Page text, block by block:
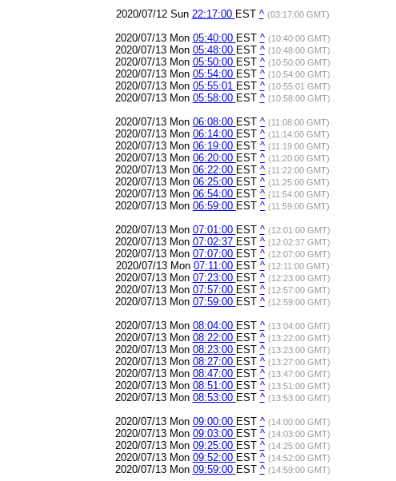
2020/07/12 Sun 22:17:00 EST ^ (03:17:00 GMT)
2020/07/13 Mon 05:40:00 EST ^ (10:40:00 GMT)
2020/07/13 Mon 05:48:00 EST ^ (10:48:00 GMT)
2020/07/13 Mon 05:50:00 EST ^ (10:50:00 GMT)
2020/07/13 Mon 05:54:00 EST ^ (10:54:00 GMT)
2020/07/13 Mon 05:55:01 EST ^ (10:55:01 GMT)
2020/07/13 Mon 05:58:00 EST ^ (10:58:00 GMT)
2020/07/13 Mon 06:08:00 EST ^ (11:08:00 GMT)
2020/07/13 Mon 06:14:00 EST ^ (11:14:00 GMT)
2020/07/13 Mon 06:19:00 EST ^ (11:19:00 GMT)
2020/07/13 Mon 06:20:00 EST ^ (11:20:00 GMT)
2020/07/13 Mon 06:22:00 EST ^ (11:22:00 GMT)
2020/07/13 Mon 06:25:00 EST ^ (11:25:00 GMT)
2020/07/13 Mon 06:54:00 EST ^ (11:54:00 GMT)
2020/07/13 Mon 06:59:00 EST ^ (11:59:00 GMT)
2020/07/13 Mon 07:01:00 EST ^ (12:01:00 GMT)
2020/07/13 Mon 07:02:37 EST ^ (12:02:37 GMT)
2020/07/13 Mon 07:07:00 EST ^ (12:07:00 GMT)
2020/07/13 Mon 07:11:00 EST ^ (12:11:00 GMT)
2020/07/13 Mon 07:23:00 EST ^ (12:23:00 GMT)
2020/07/13 Mon 07:57:00 EST ^ (12:57:00 GMT)
2020/07/13 Mon 07:59:00 EST ^ (12:59:00 GMT)
2020/07/13 Mon 08:04:00 EST ^ (13:04:00 GMT)
2020/07/13 Mon 08:22:00 EST ^ (13:22:00 GMT)
2020/07/13 Mon 08:23:00 EST ^ (13:23:00 GMT)
2020/07/13 Mon 08:27:00 EST ^ (13:27:00 GMT)
2020/07/13 Mon 08:47:00 EST ^ (13:47:00 GMT)
2020/07/13 Mon 08:51:00 EST ^ (13:51:00 GMT)
2020/07/13 Mon 08:53:00 EST ^ (13:53:00 GMT)
2020/07/13 Mon 09:00:00 EST ^ (14:00:00 GMT)
2020/07/13 Mon 09:03:00 EST ^ (14:03:00 GMT)
2020/07/13 Mon 09:25:00 EST ^ (14:25:00 GMT)
2020/07/13 Mon 09:52:00 EST ^ (14:52:00 GMT)
2020/07/13 Mon 09:59:00 EST ^ (14:59:00 GMT)